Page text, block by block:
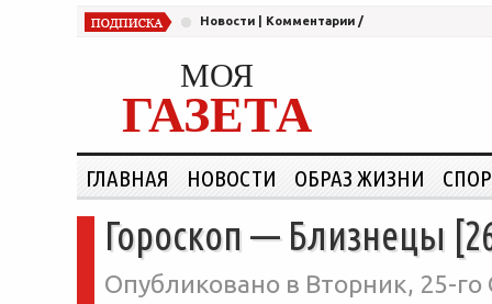
Новости Комментарии /
МОЯ
ГАЗЕТА
ГЛАВНАЯ НОВОСТИ ОБРАЗ ЖИЗНИ
Гороскоп — Близнецы
Опубликовано в Вторник, 25-го